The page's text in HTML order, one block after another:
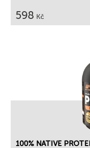
598 Kč
100% NATIVE